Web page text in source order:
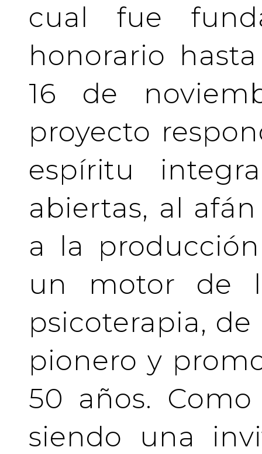
cual fue
honorario
16 de
proyecto
espíritu
abiertas, al
a la
un motor de
psicoterapia,
pionero y
50 años.
siendo una